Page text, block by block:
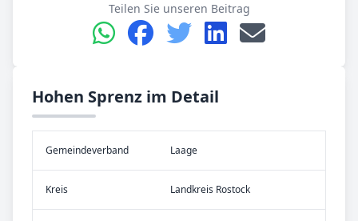
Teilen Sie unseren Beitrag
Hohen Sprenz im Detail
Gemeinde­verband Laage
Kreis Landkreis Rostock